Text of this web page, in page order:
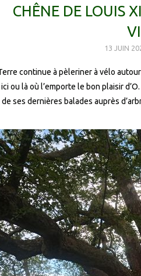
CHÊNE DE LOUIS
13 JUIN
continue à pèleriner à vélo
ou là où l’emporte le bon plaisir d’O.
ses dernières balades auprès